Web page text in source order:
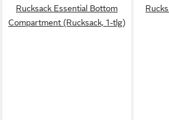
Rucksack Essential Bottom
Compartment (Rucksack, 1-tlg)